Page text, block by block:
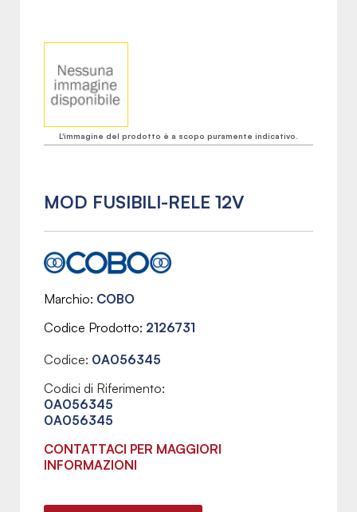
L'immagine del prodotto è a scopo puramente indicativo.
MOD FUSIBILI-RELE 12V
Marchio COBO
Codice Prodotto 2126731
Codice: 0A056345
Codici di Riferimento:
0A056345
0A056345
CONTATTACI PER MAGGIORI
INFORMAZIONI